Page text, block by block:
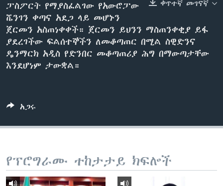
ቋንቋዎች
ቀጥተኛ መገናኛ
ፓስፖርት የማያስፈልገው የአውሮፓው
ሼንገን ቀጣና አደጋ ላይ መሆኑን
ጀርመን አስጠነቀቀች። ጀርመን ይህንን ማስጠንቀቂያ ይፋ
ያደረገችው ፍልሰተኞችን ለመቆጣጠር በሚል ስዊድንና
ዴንማርክ አዲስ የድንበር መቆጣጠሪያ ሕግ በማውጣታቸው
እንደሆነም ታውቋል።
አጋሩ
የፕሮግራሙ ተከታታይ ክፍሎች